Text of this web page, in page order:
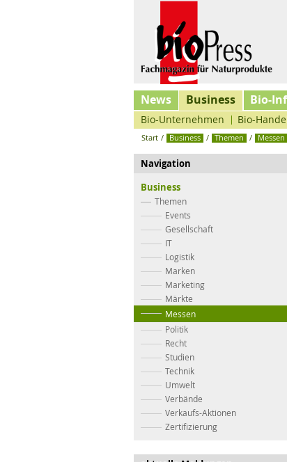
News Business
Bio-Unternehmen Bio-
Bio-
Start / Business / Themen / Messen
Navigation
Business
Themen
Events
Gesellschaft
IT
Logistik
Marken
Marketing
Märkte
Messen
Politik
Recht
Studien
Technik
Umwelt
Verbände
Verkaufs-Aktionen
Zertifizierung